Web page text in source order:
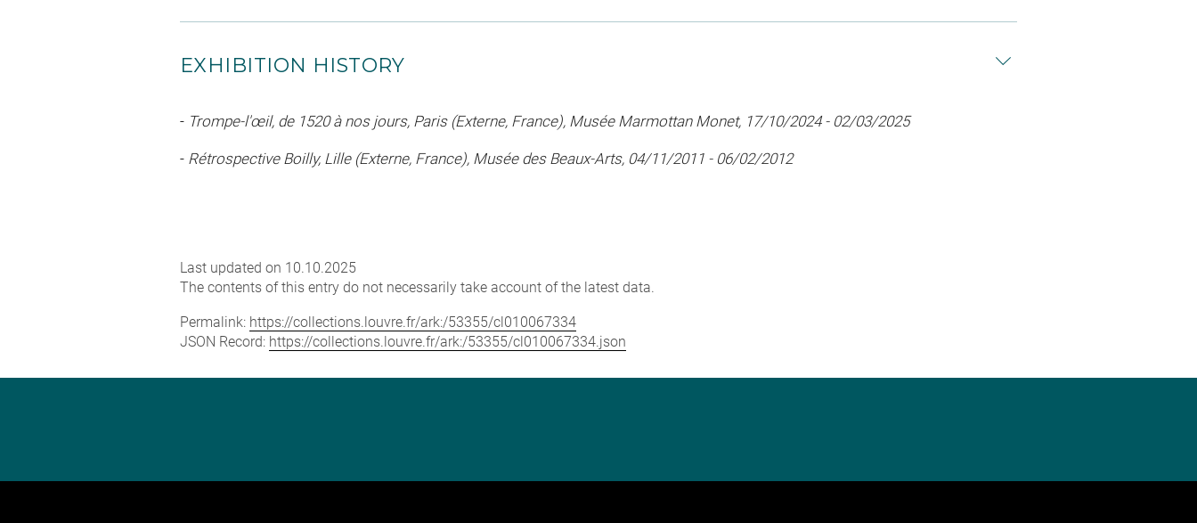
EXHIBITION HISTORY
- Trompe-l'œil, de 1520 à nos jours, Paris (Externe, France), Musée Marmottan Monet, 17/10/2024 - 02/03/2025
- Rétrospective Boilly, Lille (Externe, France), Musée des Beaux-Arts, 04/11/2011 - 06/02/2012
Last updated on 10.10.2025
The contents of this entry do not necessarily take account of the latest data.
Permalink: https://collections.louvre.fr/ark:/53355/cl010067334
JSON Record: https://collections.louvre.fr/ark:/53355/cl010067334.json